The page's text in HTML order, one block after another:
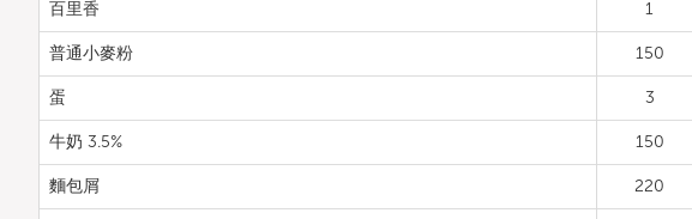
百里香 1
普通小麥粉 150
蛋 3
牛奶 3.5% 150
麵包屑 220